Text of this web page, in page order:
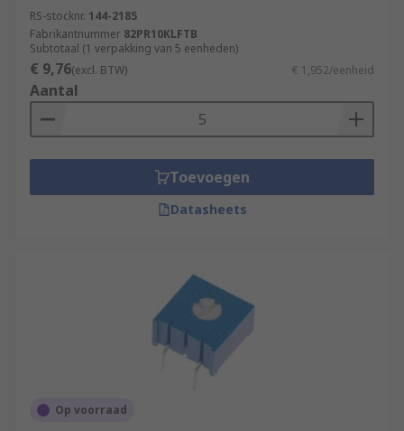
RS-stocknr. 144-2185
Fabrikantnummer 82PR10KLFTB
Subtotaal (1 verpakking van 5 eenheden)
€ 9,76(excl. BTW) € 1,952/eenheid
Aantal
Toevoegen
Datasheets
Op voorraad